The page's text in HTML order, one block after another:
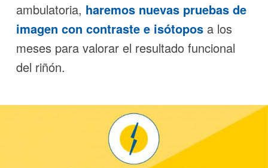
ambulatoria, haremos nuevas pruebas de
imagen con contraste e isótopos a los
meses para valorar el resultado funcional
del riñón.